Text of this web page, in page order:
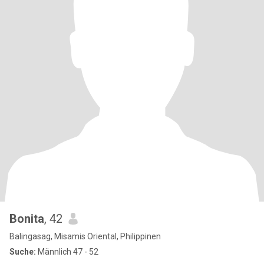
Bonita, 42
Balingasag, Misamis Oriental, Philippinen
Suche: Männlich 47 - 52